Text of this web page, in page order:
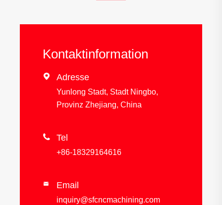
Kontaktinformation
 Adresse
Yunlong Stadt, Stadt Ningbo,
Provinz Zhejiang, China
 Tel
+86-18329164616
 Email
inquiry@sfcncmachining.com